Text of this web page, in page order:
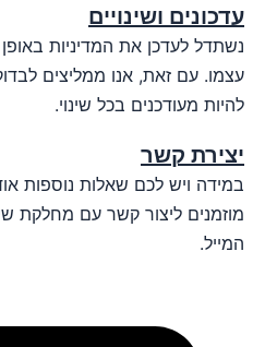
עדכונים ושינויים
נשתדל לעדכן את המדיניות
עצמו. עם זאת, אנו ממליצים
להיות מעודכנים בכל שינוי.
יצירת קשר
במידה ויש לכם שאלות נוספות
מוזמנים ליצור קשר עם מחלקת
המייל.